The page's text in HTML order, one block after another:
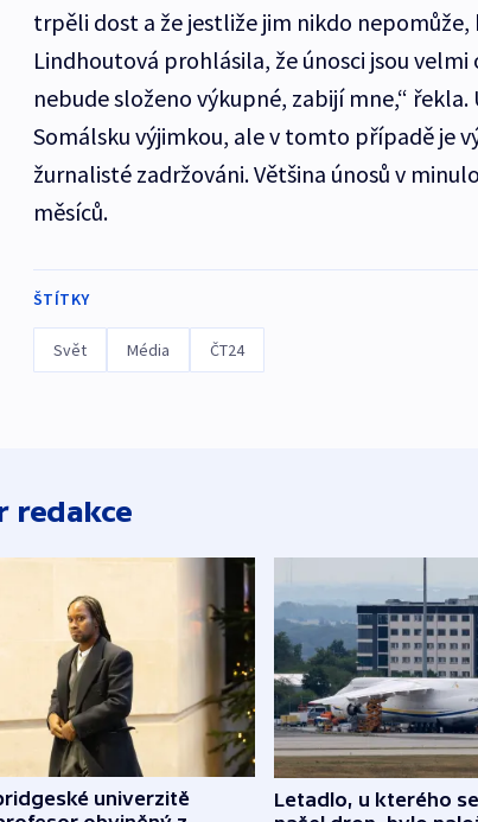
trpěli dost a že jestliže jim nikdo
Lindhoutová prohlásila, že únosci jsou velmi
nebude složeno výkupné, zabijí mne,“ řekla.
Somálsku výjimkou, ale v tomto případě je
žurnalisté zadržováni. Většina únosů v
měsíců.
ŠTÍTKY
Svět Média ČT24
redakce
univerzitě
Letadlo, u kterého